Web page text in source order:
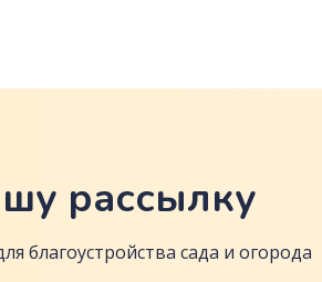
рассылку
благоустройства сада и огорода